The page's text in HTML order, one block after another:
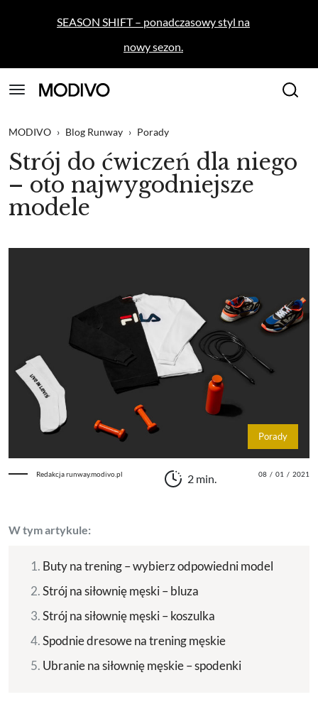
SEASON SHIFT – ponadczasowy styl na
nowy sezon.
MODIVO › Blog Runway › Porady
Strój do ćwiczeń dla niego
– oto najwygodniejsze
modele
Porady
Redakcja runway.modivo.pl 2 min. 08 / 01 / 2021
W tym artykule:
Buty na trening – wybierz odpowiedni model
Strój na siłownię męski – bluza
Strój na siłownię męski – koszulka
Spodnie dresowe na trening męskie
Ubranie na siłownię męskie – spodenki